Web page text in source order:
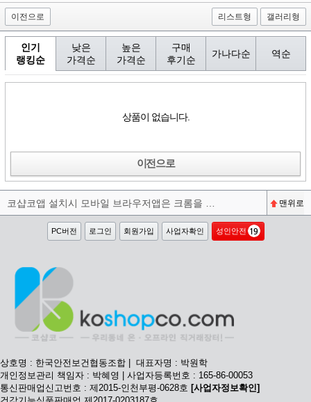
이전으로 리스트형 갤러리형
인기
랭킹순
낮은
가격순
높은
가격순
구매
후기순
가나다순 역순
상품이 없습니다.
이전으로
코샵코앱 설치시 모바일 브라우저앱은 크롬을 권장합니다^^ 맨위로
PC버전 로그인 회원가입 사업자확인 성인안전
상호명 : 한국안전보건협동조합 | 대표자명 : 박원학
개인정보관리 책임자 : 박혜영 | 사업자등록번호 : 165-86-00053
통신판매업신고번호 : 제2015-인천부평-0628호 [사업자정보확인]